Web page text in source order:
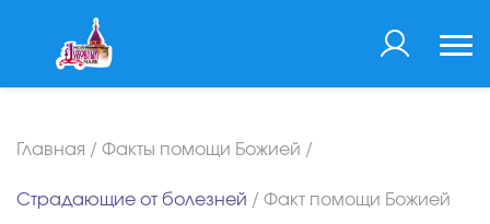
Главная / Факты помощи Божией /
Страдающие от болезней / Факт помощи Божией